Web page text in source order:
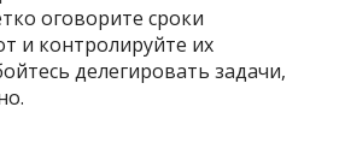
оговорите сроки
и контролируйте их
делегировать задачи,